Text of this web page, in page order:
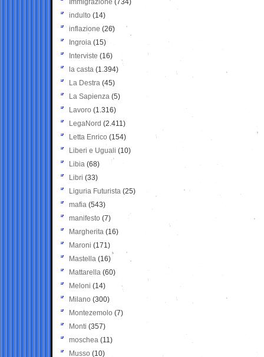
Immigrazione (734)
indulto (14)
inflazione (26)
Ingroia (15)
Interviste (16)
la casta (1.394)
La Destra (45)
La Sapienza (5)
Lavoro (1.316)
LegaNord (2.411)
Letta Enrico (154)
Liberi e Uguali (10)
Libia (68)
Libri (33)
Liguria Futurista (25)
mafia (543)
manifesto (7)
Margherita (16)
Maroni (171)
Mastella (16)
Mattarella (60)
Meloni (14)
Milano (300)
Montezemolo (7)
Monti (357)
moschea (11)
Musso (10)